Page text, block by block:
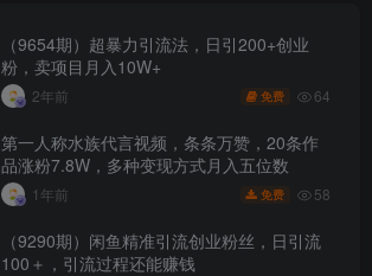
（9654期）超暴力引流法，日引200+创业
粉，卖项目月入10W+
2年前 免费 64
第一人称水族代言视频，条条万赞，20条作
品涨粉7.8W，多种变现方式月入五位数
1年前 免费 58
（9290期）闲鱼精准引流创业粉丝，日引流
100＋，引流过程还能赚钱